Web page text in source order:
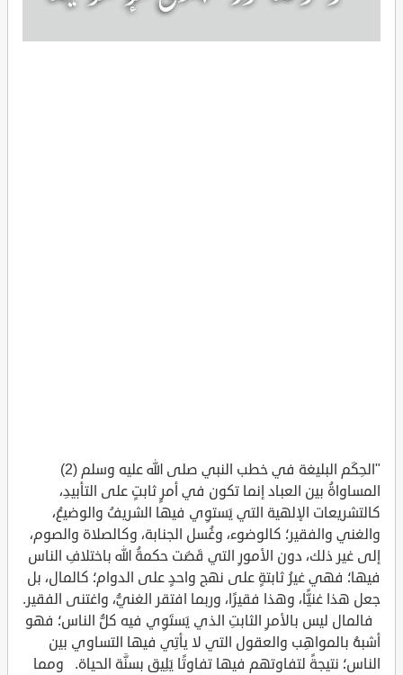
"الحِكَم البليغة في خطب النبي صلى الله عليه وسلم (2)
المساواةُ بين العباد إنما تكون في أمرٍ ثابتٍ على التأبيدِ،
كالتشريعات الإلهية التي يَستوِي فيها الشريفُ والوضيعُ،
والغني والفقير؛ كالوضوء، وغُسل الجنابة، وكالصلاة والصوم،
إلى غير ذلك، دون الأمورِ التي قَضَت حكمةُ الله باختلافِ الناس
فيها؛ فهي غيرُ ثابتةٍ على نهج واحدٍ على الدوام؛ كالمال، بل
جعل هذا غنيًّا، وهذا فقيرًا، وربما افتقر الغنيُّ، واغتنى الفقير.
فالمال ليس بالأمرِ الثابتِ الذي يَستَوِي فيه كلُّ الناس؛ فهو
أشبهُ بالمواهِب والعقول التي لا يأتِي فيها التساوي بين
الناس؛ نتيجةً لتفاوتهم فيها تفاوتًا يَلِيق بسنَّة الحياة. ومما